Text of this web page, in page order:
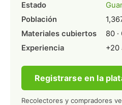
Estado
Población
Materiales cubiertos
80
Experiencia
+20
Registrarse en la
Recolectores y compradores